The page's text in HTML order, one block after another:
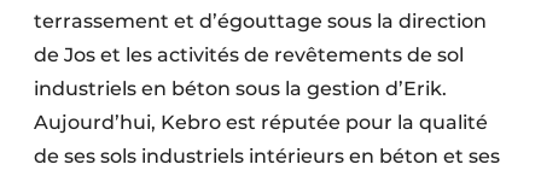
terrassement et d’égouttage sous la direction
de Jos et les activités de revêtements de sol
industriels en béton sous la gestion d’Erik.
Aujourd’hui, Kebro est réputée pour la qualité
de ses sols industriels intérieurs en béton et ses